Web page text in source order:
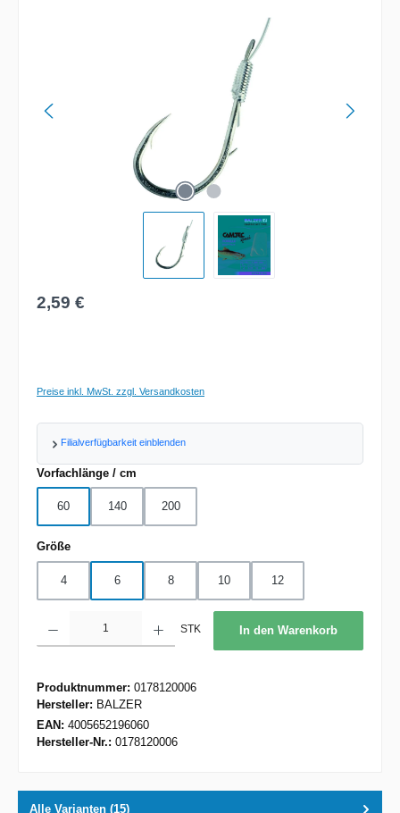
Regulärer Preis:
2,59 €
Preise inkl. MwSt. zzgl. Versandkosten
Filialverfügbarkeit einblenden
Vorfachlänge / cm
60 140 200
Größeauswählen
4 6 8 10 12
STK In den Warenkorb
Produktnummer: 0178120006
Hersteller: BALZER
EAN: 4005652196060
Hersteller-Nr.: 0178120006
Alle Varianten (15)